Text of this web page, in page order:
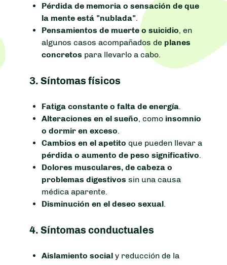
Pérdida de memoria o sensación de que
la mente está "nublada".
Pensamientos de muerte o suicidio, en
algunos casos acompañados de planes
concretos para llevarlo a cabo.
3. Síntomas físicos
Fatiga constante o falta de energía.
Alteraciones en el sueño, como insomnio
o dormir en exceso.
Cambios en el apetito que pueden llevar a
pérdida o aumento de peso significativo.
Dolores musculares, de cabeza o
problemas digestivos sin una causa
médica aparente.
Disminución en el deseo sexual.
4. Síntomas conductuales
Aislamiento social y reducción de la